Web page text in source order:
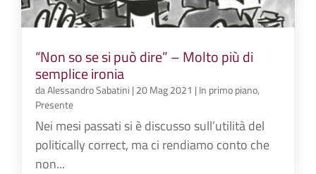
“Non so se si può dire” – Molto più di
semplice ironia
daAlessandro Sabatini | 20 Mag 2021 | In primo piano,
Presente
Nei mesi passati si è discusso sull’utilità del
politically correct, ma ci rendiamo conto che
non...